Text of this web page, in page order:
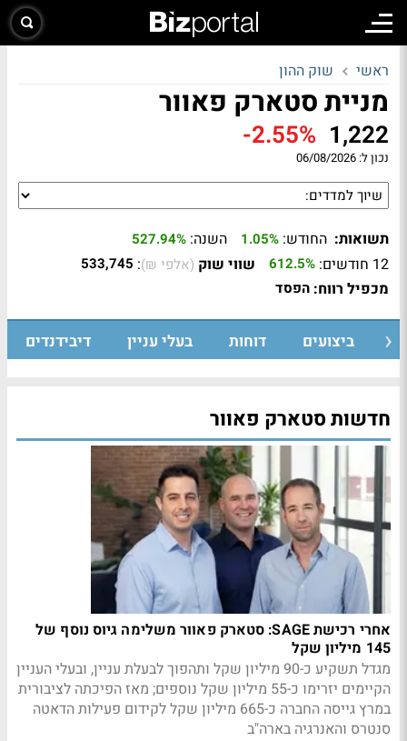
ראשי שוק ההון
מניית סטארק פאוור
1,222
-2.55%
נכון ל: 06/08/2026
תשואות: החודש: 1.05% השנה: 527.94%
12 חודשים: 612.5% שווי שוק (אלפי ₪):
533,745
מכפיל רווח: הפסד
ביצועים דוחות בעלי עניין דיבידנדים
חדשות סטארק פאוור
אחרי רכישת SAGE: סטארק פאוור משלימה גיוס נוסף של
145 מיליון שקל
מגדל תשקיע כ-90 מיליון שקל ותהפוך לבעלת עניין, ובעלי העניין
הקיימים יזרימו כ-55 מיליון שקל נוספים; מאז הפיכתה לציבורית
במרץ גייסה החברה כ-665 מיליון שקל לקידום פעילות הדאטה
סנטרס והאנרגיה בארה"ב